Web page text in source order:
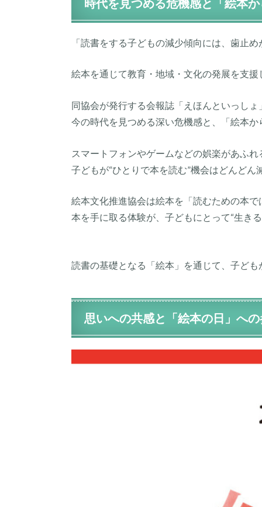
時代を見つめる危機感と「絵本
「読書をする子どもの減少傾向には、歯止
絵本を通じて教育・地域・文化の発展を支
同協会が発行する会報誌「えほんといっし
今の時代を見つめる深い危機感と、「絵本
スマートフォンやゲームなどの娯楽があふれ
子どもが“ひとりで本を読む”機会はどんどん
絵本文化推進協会は絵本を「読むための本
本を手に取る体験が、子どもにとって“生
読書の基礎となる「絵本」を通じて、 子ども
思いへの共感と「絵本の日」へ